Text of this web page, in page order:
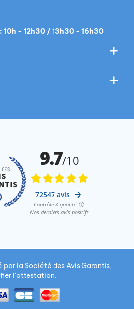
10h - 12h30 / 13h30 - 16h30
par la Société des Avis Garantis,
l'attestation.